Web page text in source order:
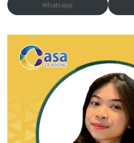
Whatsapp